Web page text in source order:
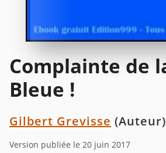
Complainte de
Bleue !
Gilbert Grevisse (Auteur)
Version publiée le 20 juin 2017